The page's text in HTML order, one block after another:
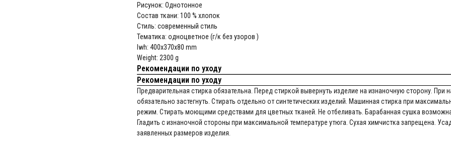
Рисунок: Однотонное
Состав ткани: 100 % хлопок
Стиль: современный стиль
Тематика: одноцветное (г/к без узоров )
lwh: 400x370x80 mm
Weight: 2300 g
Рекомендации по уходу
Рекомендации по уходу
Предварительная стирка обязательна. Перед стиркой вывернуть изделие на изнаночную сторону. При
обязательно застегнуть. Стирать отдельно от синтетических изделий. Машинная стирка при
режим. Стирать моющими средствами для цветных тканей. Не отбеливать. Барабанная сушка
Гладить с изнаночной стороны при максимальной температуре утюга. Сухая химчистка запрещена.
заявленных размеров изделия.